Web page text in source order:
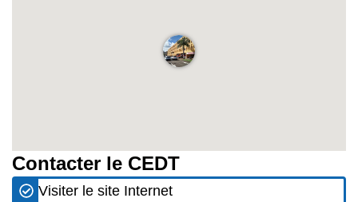
Contacter le CEDT
Visiter le site Internet